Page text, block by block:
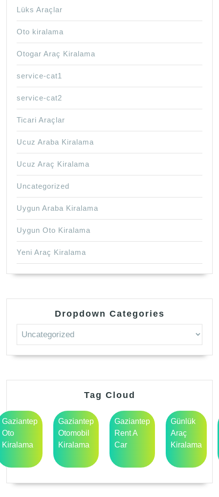
Lüks Araçlar
Oto kiralama
Otogar Araç Kiralama
service-cat1
service-cat2
Ticari Araçlar
Ucuz Araba Kiralama
Ucuz Araç Kiralama
Uncategorized
Uygun Araba Kiralama
Uygun Oto Kiralama
Yeni Araç Kiralama
Dropdown Categories
Tag Cloud
Gaziantep
Oto
Kiralama
Gaziantep
Otomobil
Kiralama
Gaziantep
Rent A
Car
Günlük
Araç
Kiralama